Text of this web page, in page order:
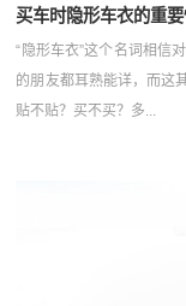
买车时隐形车衣的重
“隐形车衣”这个名词相信
的朋友都耳熟能详，而这
贴不贴？买不买？多...